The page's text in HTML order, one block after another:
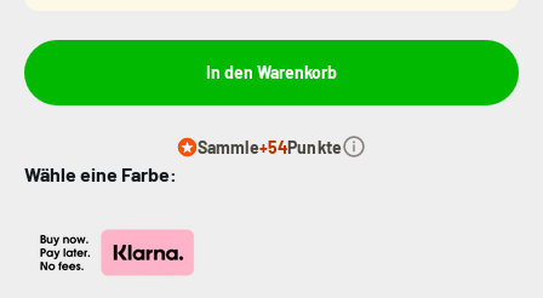
In den Warenkorb
Sammle+54Punkte
Wähle eine Farbe: